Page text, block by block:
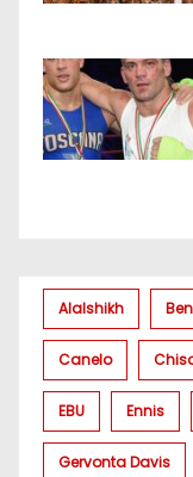
Alalshikh
Canelo
EBU Ennis
Gervonta Davis